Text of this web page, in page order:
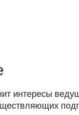
интересы